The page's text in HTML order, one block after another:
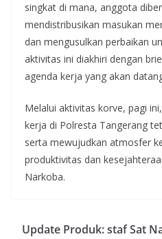
singkat di mana, anggota
mendistribusikan masukan
dan mengusulkan perbaikan
aktivitas ini diakhiri dengan
agenda kerja yang akan
Melalui aktivitas korve, pagi
kerja di Polresta Tangerang
serta mewujudkan atmosfer
produktivitas dan
Narkoba.
Update Produk: staf Sat